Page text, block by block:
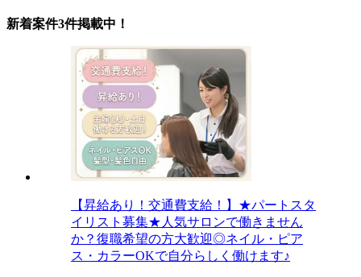
新着案件3件掲載中！
【昇給あり！交通費支給！】★パートスタ
イリスト募集★人気サロンで働きません
か？復職希望の方大歓迎◎ネイル・ピア
ス・カラーOKで自分らしく働けます♪